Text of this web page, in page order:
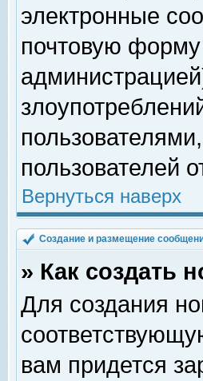
электронные
почтовую
пользователей
Вернуться наверх
Создание и размещение
» Как создать
Для создания
вам придется